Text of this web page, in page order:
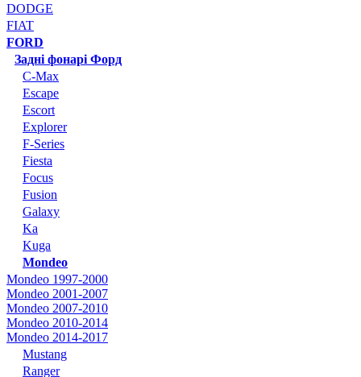
DODGE
FIAT
FORD
Задні фонарі Форд
C-Max
Escape
Escort
Explorer
F-Series
Fiesta
Focus
Fusion
Galaxy
Ka
Kuga
Mondeo
Mondeo 1997-2000
Mondeo 2001-2007
Mondeo 2007-2010
Mondeo 2010-2014
Mondeo 2014-2017
Mustang
Ranger